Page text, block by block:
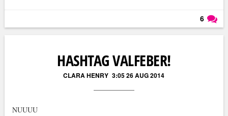
6
HASHTAG VALFEBER!
CLARA HENRY 3:05 26 AUG 2014
NUUUU